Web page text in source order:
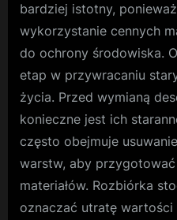
bardziej istotny,
wykorzystanie cennych
do ochrony środowiska.
etap w przywracaniu
życia. Przed wymianą
konieczne jest ich
często obejmuje
warstw, aby
materiałów. Rozbiórka
oznaczać utratę wartości